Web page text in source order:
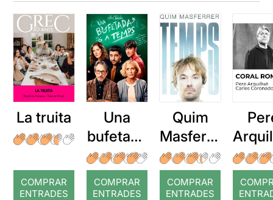
La truita
COMPRAR
ENTRADES
Una
bufetada
a temps
COMPRAR
ENTRADES
Quim
Masferre
r: Temps
COMPRAR
ENTRADES
: